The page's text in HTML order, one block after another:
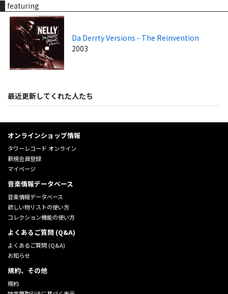
featuring
Da Derrty Versions - The Reinvention
2003
最近更新してくれた人たち
オンラインショップ情報
タワーレコード オンライン
新規会員登録
マイページ
音楽情報データベース
音楽情報データベース
欲しい物リストの使い方
コレクション機能の使い方
よくあるご質問 (Q&A)
よくあるご質問 (Q&A)
お知らせ
規約、その他
規約